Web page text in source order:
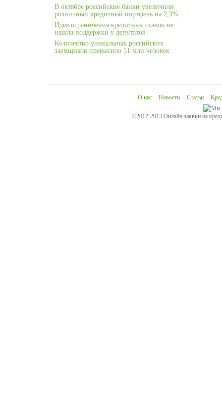
В октябре российские банки увеличили
розничный кредитный портфель на 2,3%
Идея ограничения кредитных ставок не
нашла поддержки у депутатов
Количество уникальных российских
заемщиков превысило 51 млн человек
О нас Новости Статьи
©2012-2013 Онлайн заявки на